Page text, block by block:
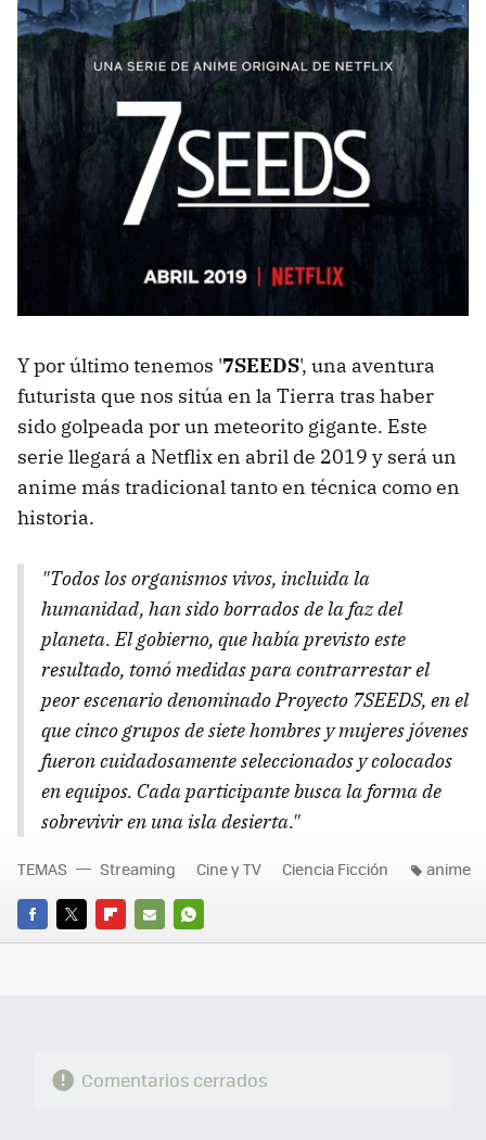
Y por último tenemos '7SEEDS', una aventura
futurista que nos sitúa en la Tierra tras haber
sido golpeada por un meteorito gigante. Este
serie llegará a Netflix en abril de 2019 y será un
anime más tradicional tanto en técnica como en
historia.
"Todos los organismos vivos, incluida la
humanidad, han sido borrados de la faz del
planeta. El gobierno, que había previsto este
resultado, tomó medidas para contrarrestar el
peor escenario denominado Proyecto 7SEEDS, en el
que cinco grupos de siete hombres y mujeres jóvenes
fueron cuidadosamente seleccionados y colocados
en equipos. Cada participante busca la forma de
sobrevivir en una isla desierta."
FACEBOOK
TWITTERFLIPBOARD
E-
WHATSAPP
TEMAS Streaming Cine y TV Ciencia Ficción anime
Comentarios cerrados